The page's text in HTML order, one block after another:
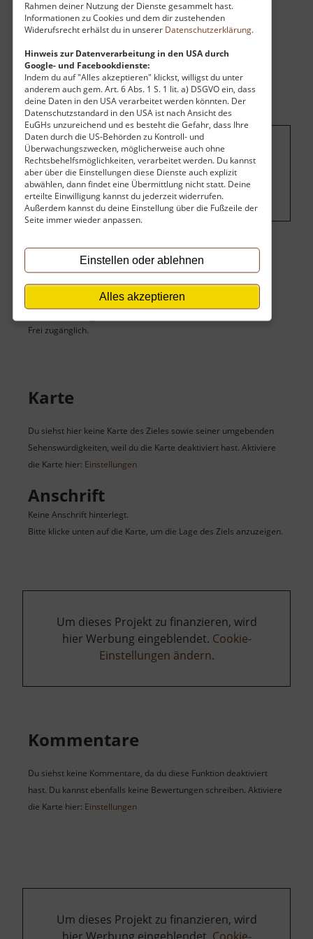
Rahmen deiner Nutzung der Dienste gesammelt hast.
Informationen zu Cookies und dem dir zustehenden
Widerufsrecht erhälst du in unserer Datenschutzerklärung.
Hinweis zur Datenverarbeitung in den USA durch
Google- und Facebookdienste:
Indem du auf "Alles akzeptieren" klickst, willigst du unter
anderem auch gem. Art. 6 Abs. 1 S. 1 lit. a) DSGVO ein, dass
deine Daten in den USA verarbeitet werden könnten. Der
Datenschutzstandard in den USA ist nach Ansicht des
EuGHs unzureichend und es besteht die Gefahr, dass Ihre
Daten durch die US-Behörden zu Kontroll- und
Überwachungszwecken, möglicherweise auch ohne
Rechtsbehelfsmöglichkeiten, verarbeitet werden. Du kannst
aber über die Einstellungen diese Dienste auch explizit
abwählen, dann findet eine Übermittlung nicht statt. Deine
erteilte Einwilligung kannst du jederzeit widerrufen.
Außerdem kannst du deine Einstellung über die Fußzeile der
Seite immer wieder anpassen.
Einstellen oder ablehnen
Alles akzeptieren
Um dieses Projekt zu finanzieren, wird
hier Werbung eingeblendet.Cookie-
Einstellungen ändern.
Eintritt
Der Eintritt ist kostenlos.
Öffnungszeiten
Frei zugänglich.
Karte
Du siehst hier keine Karte des Zieles sowie seiner umgebenden
Sehenswürdigkeiten, weil du die Karte deaktiviert hast. Aktiviere
die Karte hier: Einstellungen
Anschrift
Keine Anschrift hinterlegt.
Bitte klicke unten auf die Karte, um die Lage des Ziels anzuzeigen.
Um dieses Projekt zu finanzieren, wird
hier Werbung eingeblendet. Cookie-
Einstellungen ändern.
Kommentare
Du siehst keine Kommentare, da du diese Funktion deaktiviert
hast. Du kannst ebenfalls keine Bewertungen schreiben. Aktiviere
die Karte hier: Einstellungen
Um dieses Projekt zu finanzieren, wird